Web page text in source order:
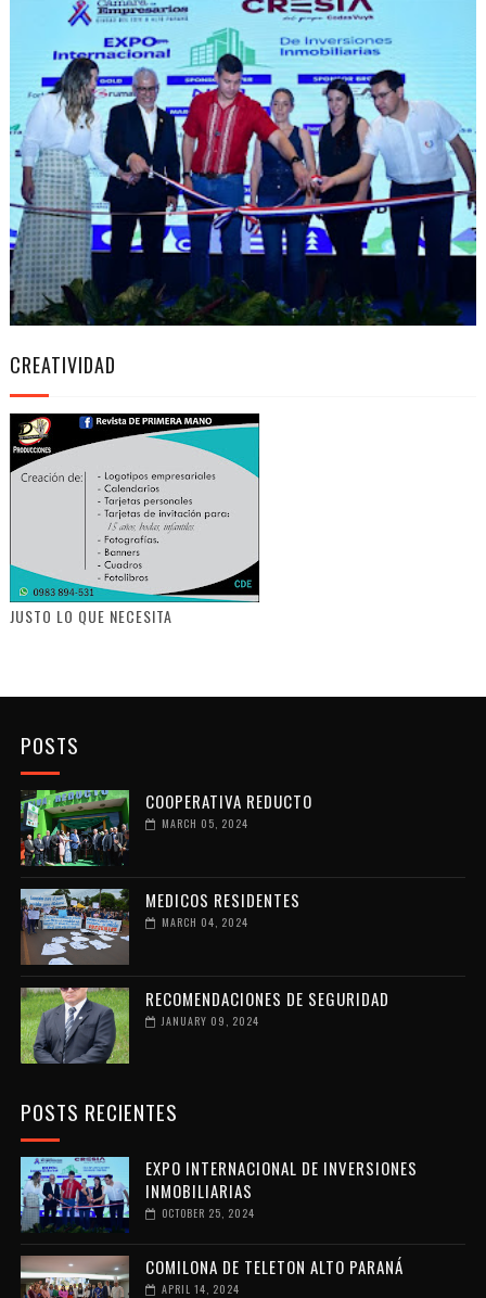
CREATIVIDAD
JUSTO LO QUE NECESITA
POSTS
COOPERATIVA REDUCTO
MARCH 05, 2024
MEDICOS RESIDENTES
MARCH 04, 2024
RECOMENDACIONES DE SEGURIDAD
JANUARY 09, 2024
POSTS RECIENTES
EXPO INTERNACIONAL DE INVERSIONES
INMOBILIARIAS
OCTOBER 25, 2024
COMILONA DE TELETON ALTO PARANÁ
APRIL 14, 2024